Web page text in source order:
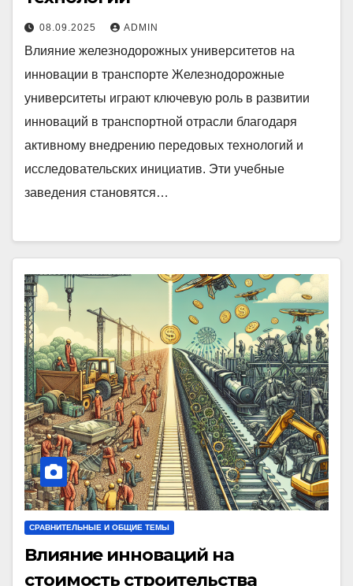
08.09.2025 ADMIN
Влияние железнодорожных университетов на
инновации в транспорте Железнодорожные
университеты играют ключевую роль в развитии
инноваций в транспортной отрасли благодаря
активному внедрению передовых технологий и
исследовательских инициатив. Эти учебные
заведения становятся…
СРАВНИТЕЛЬНЫЕ И ОБЩИЕ ТЕМЫ
Влияние инноваций на
стоимость строительства